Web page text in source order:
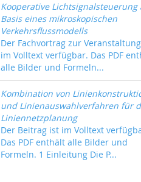
Kooperative Lichtsignalsteuerung
Basis eines mikroskopischen
Verkehrsflussmodells
Der Fachvortrag zur
im Volltext verfügbar. Das PDF
alle Bilder und Formeln...
Kombination von
und Linienauswahlverfahren für
Liniennetzplanung
Der Beitrag ist im Volltext
Das PDF enthält alle Bilder und
Formeln. 1 Einleitung Die P...